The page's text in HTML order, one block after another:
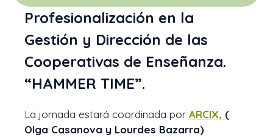
Profesionalización en la
Gestión y Dirección de las
Cooperativas de Enseñanza.
“HAMMER TIME”.
La jornada estará coordinada por ARCIX, (
Olga Casanova y Lourdes Bazarra)